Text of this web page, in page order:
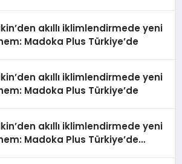
akıllı iklimlendirmede yeni
Madoka Plus Türkiye’de
akıllı iklimlendirmede yeni
Madoka Plus Türkiye’de
akıllı iklimlendirmede yeni
Madoka Plus Türkiye’de
kullanıcı dostu tasarımıyla